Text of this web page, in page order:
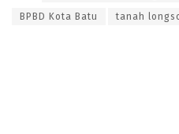
BPBD Kota Batu tanah